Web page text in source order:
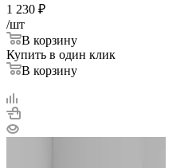
1 230 ₽
/шт
В корзину
Купить в один клик
В корзину